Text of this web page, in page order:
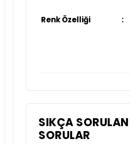
Renk Özelliği :
SIKÇA SORULAN
SORULAR